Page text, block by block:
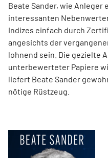
Beate Sander, wie Anleger
interessanten
Indizes einfach durch
angesichts der
lohnend sein. Die gezielte
unterbewerteter Papiere
liefert Beate Sander
nötige Rüstzeug.